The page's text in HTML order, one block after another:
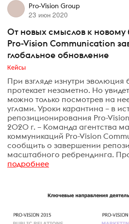
Pro-Vision Group
23 июн 2020
От новых смыслов к новому
Pro-Vision Communication
глобальное обновление
Кейсы
При взгляде изнутри эволюция
протекает незаметно. Но
можно только посмотрев на
углами. Уроки карантина – в
репозиционирования Pro-
2020 г. – Команда агентства
коммуникаций Pro-Vision
сообщить о завершении
масштабного ребрендинга.
подробнее